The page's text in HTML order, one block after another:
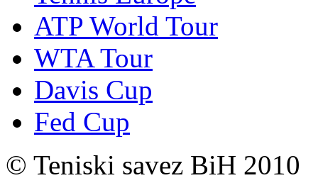
ATP World Tour
WTA Tour
Davis Cup
Fed Cup
© Teniski savez BiH 2010